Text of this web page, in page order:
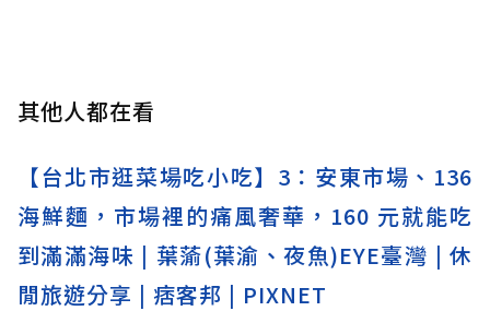
其他人都在看
【台北市逛菜場吃小吃】3：安東市場、136
海鮮麵，市場裡的痛風奢華，160 元就能吃
到滿滿海味 | 葉蕍(葉渝、夜魚)EYE臺灣 | 休
閒旅遊分享 | 痞客邦 | PIXNET